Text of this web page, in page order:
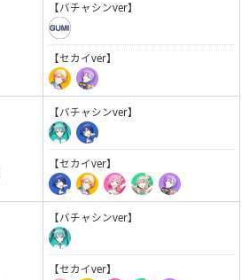
【バチャシンver】
【セカイver】
【バチャシンver】
【セカイver】
【バチャシンver】
【セカイver】